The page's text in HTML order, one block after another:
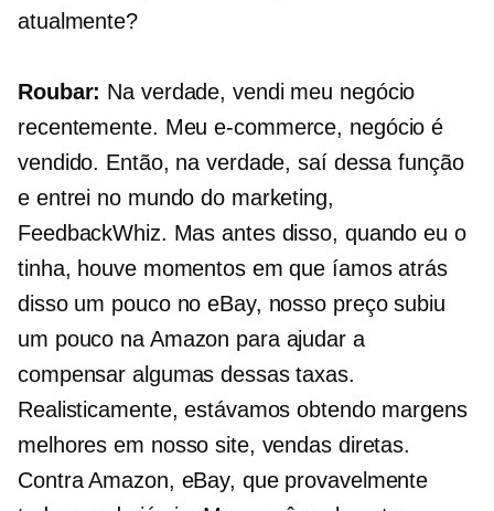
atualmente?
Roubar: Na verdade, vendi meu negócio
recentemente. Meue-commerce, negócio é
vendido. Então, na verdade, saí dessa função
e entrei no mundo do marketing,
FeedbackWhiz. Mas antes disso, quando eu o
tinha, houve momentos em que íamos atrás
disso um pouco no eBay, nosso preço subiu
um pouco na Amazon para ajudar a
compensar algumas dessas taxas.
Realisticamente, estávamos obtendo margens
melhores em nosso site, vendas diretas.
Contra Amazon, eBay, que provavelmente